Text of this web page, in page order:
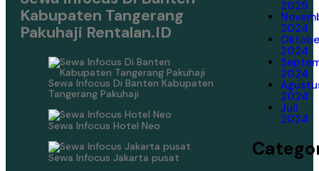
Kabupaten Tangerang
Pakuhaji Rentalan.ID
Sewa Infocus Di Banten Kabupaten
Tangerang Pakuhaji
Sewa Infocus Hotel Neo
Sewa Infocus Jakarta pusat
2025
2024
2024
2024
2024
Juli
2024